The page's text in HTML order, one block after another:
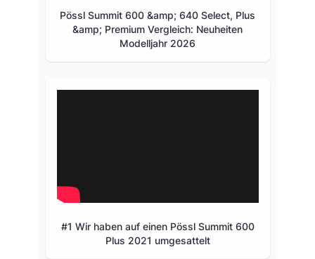
Pössl Summit 600 &amp; 640 Select, Plus
&amp; Premium Vergleich: Neuheiten
Modelljahr 2026
#1 Wir haben auf einen Pössl Summit 600
Plus 2021 umgesattelt